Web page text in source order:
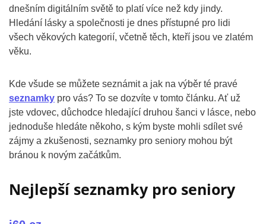
dnešním digitálním světě to platí více než kdy jindy.
Hledání lásky a společnosti je dnes přístupné pro lidi
všech věkových kategorií, včetně těch, kteří jsou ve zlatém
věku.
Kde všude se můžete seznámit a jak na výběr té pravé
seznamky pro vás? To se dozvíte v tomto článku. Ať už
jste vdovec, důchodce hledající druhou šanci v lásce, nebo
jednoduše hledáte někoho, s kým byste mohli sdílet své
zájmy a zkušenosti, seznamky pro seniory mohou být
bránou k novým začátkům.
Nejlepší seznamky pro seniory